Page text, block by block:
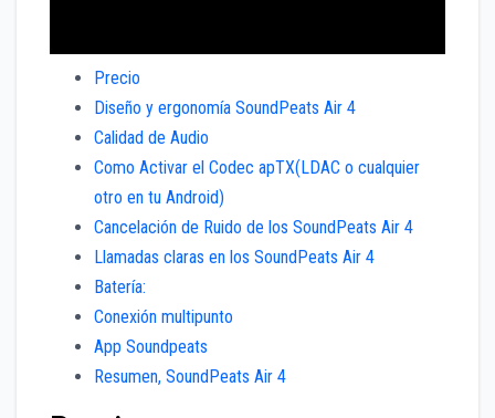
Precio
Diseño y ergonomía SoundPeats Air 4
Calidad de Audio
Como Activar el Codec apTX(LDAC o cualquier
otro en tu Android)
Cancelación de Ruido de los SoundPeats Air 4
Llamadas claras en los SoundPeats Air 4
Batería:
Conexión multipunto
App Soundpeats
Resumen, SoundPeats Air 4